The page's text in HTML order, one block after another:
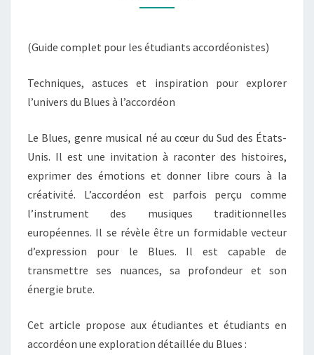
À
(Guide complet pour les étudiants accordéonistes)
Techniques, astuces et inspiration pour explorer
l’univers du Blues à l’accordéon
Le Blues, genre musical né au cœur du Sud des États-
Unis. Il est une invitation à raconter des histoires,
exprimer des émotions et donner libre cours à la
créativité. L’accordéon est parfois perçu comme
l’instrument des musiques traditionnelles
européennes. Il se révèle être un formidable vecteur
d’expression pour le Blues. Il est capable de
transmettre ses nuances, sa profondeur et son
énergie brute.
Cet article propose aux étudiantes et étudiants en
accordéon une exploration détaillée du Blues :